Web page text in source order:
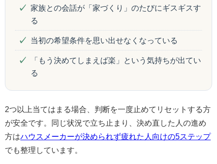
家族との会話が「家づくり」のたびにギスギスす
る
当初の希望条件を思い出せなくなっている
「もう決めてしまえば楽」という気持ちが出てい
る
2つ以上当てはまる場合、判断を一度止めてリセットする方
が安全です。同じ状況で立ち止まり、決め直した人の進め
方はハウスメーカーが決められず疲れた人向けの5ステップ
でも整理しています。